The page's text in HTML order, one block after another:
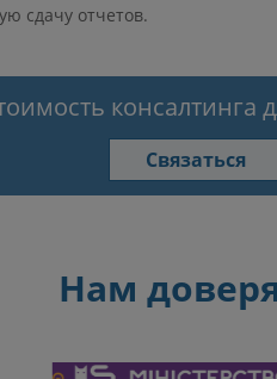
сдачу отчетов.
Связаться
Нам